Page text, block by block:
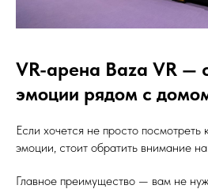
VR-арена Baza VR —
эмоции рядом с
Если хочется не просто посмотреть
эмоции, стоит обратить внимание
Главное преимущество — вам не